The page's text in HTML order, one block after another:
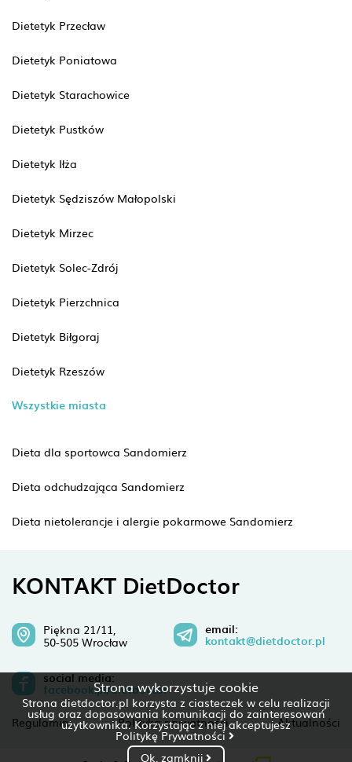
Strona wykorzystuje cookie
Strona dietdoctor.pl korzysta z ciasteczek w celu realizacji
usług oraz dopasowania komunikacji do zainteresowań
użytkownika. Korzystając z niej akceptujesz
Politykę Prywatności
Ok, zamknij
Dietetyk Przecław
Dietetyk Poniatowa
Dietetyk Starachowice
Dietetyk Pustków
Dietetyk Iłża
Dietetyk Sędziszów Małopolski
Dietetyk Mirzec
Dietetyk Solec-Zdrój
Dietetyk Pierzchnica
Dietetyk Biłgoraj
Dietetyk Rzeszów
Wszystkie miasta
Dieta dla sportowca Sandomierz
Dieta odchudzająca Sandomierz
Dieta nietolerancje i alergie pokarmowe Sandomierz
KONTAKT DietDoctor
Piękna 21/11,
50-505 Wrocław
email:
kontakt@dietdoctor.pl
social media:
facebook.pl/dietdoctor
Regulamin Polityka prywatności Aktualności